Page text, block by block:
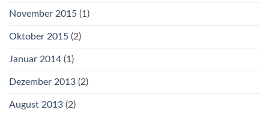
November 2015 (1)
Oktober 2015 (2)
Januar 2014 (1)
Dezember 2013 (2)
August 2013 (2)